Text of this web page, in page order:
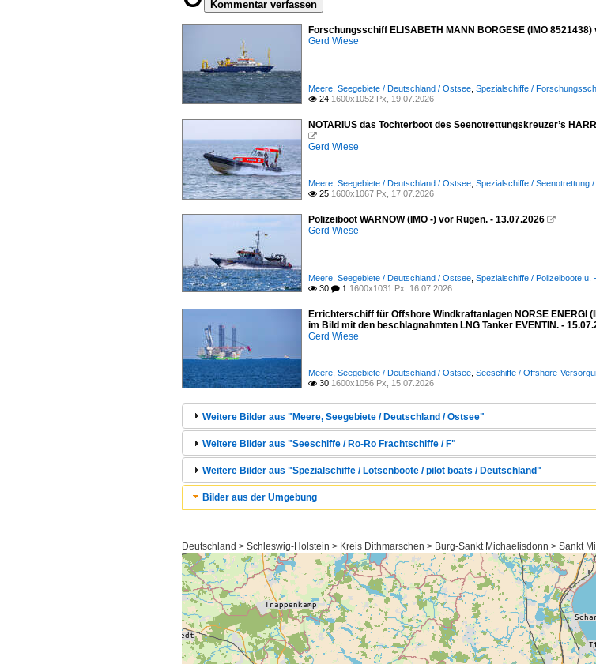
Kommentar verfassen
Forschungsschiff ELISABETH MANN BORGESE (IMO
Gerd Wiese
Meere, Seegebiete / Deutschland / Ostsee Spezialschiffe /
 24 1600x1052 Px, 19.07.2026
NOTARIUS das Tochterboot des Seenotrettungskreuzer’s

Gerd Wiese
Meere, Seegebiete / Deutschland / Ostsee Spezialschiffe / Seenotrettung
 25 1600x1067 Px, 17.07.2026
Polizeiboot WARNOW (IMO -) vor Rügen. - 13.07.2026 
Gerd Wiese
Meere, Seegebiete / Deutschland / Ostsee Spezialschiffe / Polizeiboote
 30  1 1600x1031 Px, 16.07.2026
Errichterschiff für Offshore Windkraftanlagen NORSE ENERGI
im Bild mit den beschlagnahmten LNG Tanker EVENTIN. -
Gerd Wiese
Meere, Seegebiete / Deutschland / Ostsee Seeschiffe / Offshore-
 30 1600x1056 Px, 15.07.2026
Weitere Bilder aus "Meere, Seegebiete / Deutschland / Ostsee"
Weitere Bilder aus "Seeschiffe / Ro-Ro Frachtschiffe / F"
Weitere Bilder aus "Spezialschiffe / Lotsenboote / pilot boats / Deutschland"
Bilder aus der Umgebung
Deutschland > Schleswig-Holstein > Kreis Dithmarschen > Burg-Sankt Michaelisdonn > Sankt